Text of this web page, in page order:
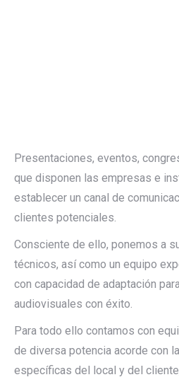
Presentaciones, eventos,
que disponen las empresas e
establecer un canal de
clientes potenciales.
Consciente de ello, ponemos a
técnicos, así como un equipo
con capacidad de adaptación
audiovisuales con éxito.
Para todo ello contamos con
de diversa potencia acorde con
específicas del local y del